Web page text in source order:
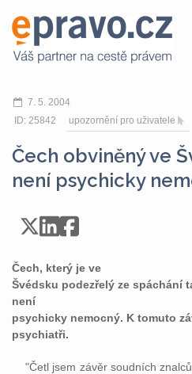
7. 5. 2004
ID: 25842
upozornění pro uživatele
Čech obviněný ve
není psychicky
Čech, který je ve
Švédsku podezřelý ze spáchání
není
psychicky nemocný. K tomuto
psychiatři.
"Četl jsem závěr soudních